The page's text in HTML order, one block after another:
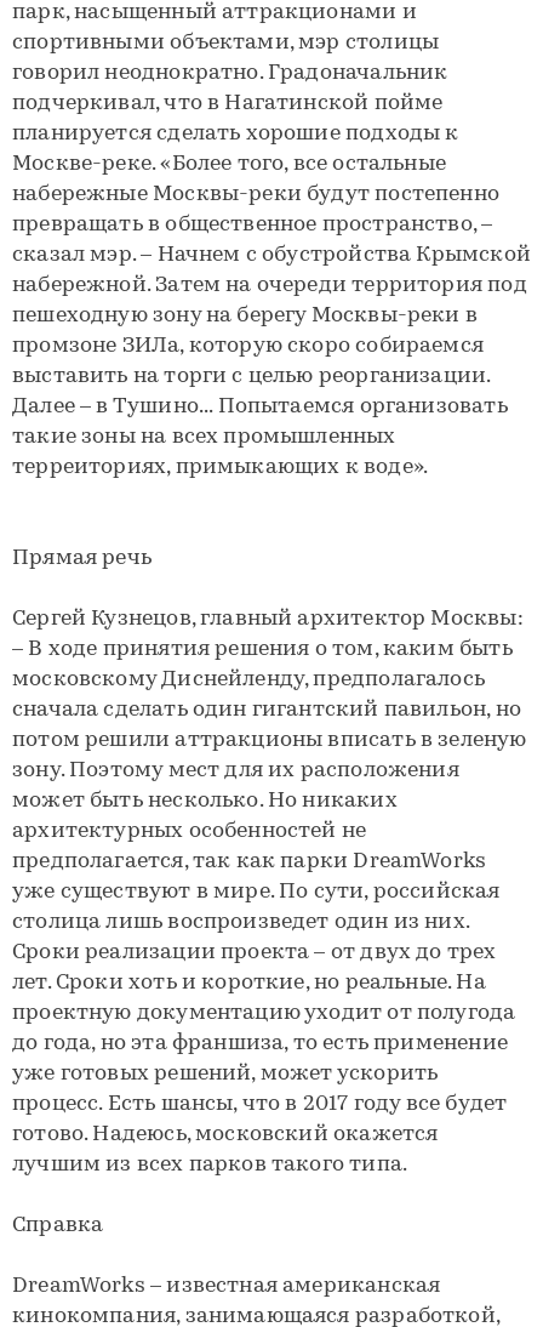
парк, насыщенный аттракционами и
спортивными объектами, мэр столицы
говорил неоднократно. Градоначальник
подчеркивал, что в Нагатинской пойме
планируется сделать хорошие подходы к
Москве-реке. «Более того, все остальные
набережные Москвы-реки будут постепенно
превращать в общественное пространство, –
сказал мэр. – Начнем с обустройства Крымской
набережной. Затем на очереди территория под
пешеходную зону на берегу Москвы-реки в
промзоне ЗИЛа, которую скоро собираемся
выставить на торги с целью реорганизации.
Далее – в Тушино... Попытаемся организовать
такие зоны на всех промышленных
терреиториях, примыкающих к воде».
Прямая речь
Сергей Кузнецов, главный архитектор Москвы:
– В ходе принятия решения о том, каким быть
московскому Диснейленду, предполагалось
сначала сделать один гигантский павильон, но
потом решили аттракционы вписать в зеленую
зону. Поэтому мест для их расположения
может быть несколько. Но никаких
архитектурных особенностей не
предполагается, так как парки DreamWorks
уже существуют в мире. По сути, российская
столица лишь воспроизведет один из них.
Сроки реализации проекта – от двух до трех
лет. Сроки хоть и короткие, но реальные. На
проектную документацию уходит от полугода
до года, но эта франшиза, то есть применение
уже готовых решений, может ускорить
процесс. Есть шансы, что в 2017 году все будет
готово. Надеюсь, московский окажется
лучшим из всех парков такого типа.
Справка
DreamWorks – известная американская
кинокомпания, занимающаяся разработкой,